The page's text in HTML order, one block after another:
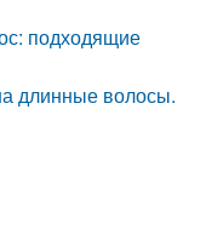
подходящие
длинные волосы.